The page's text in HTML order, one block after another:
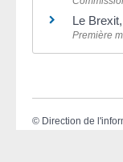
Le
Première
© Direction de